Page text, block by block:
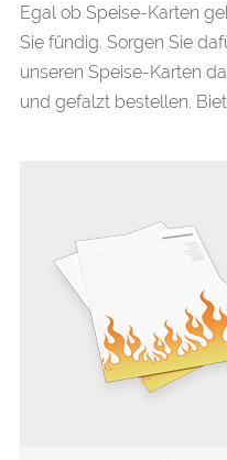
Egal ob Speise-Karten
Sie fündig. Sorgen Sie
unseren Speise-Karten
und gefalzt bestellen.